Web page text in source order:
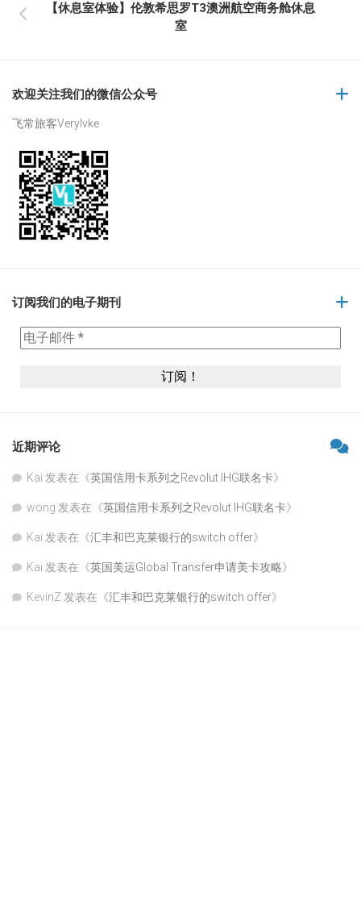
【休息室体验】伦敦希思罗T3澳洲航空商务舱休息
室
欢迎关注我们的微信公众号
飞常旅客Verylvke
订阅我们的电子期刊
近期评论
Kai 发表在《英国信用卡系列之Revolut IHG联名卡》
wong 发表在《英国信用卡系列之Revolut IHG联名卡》
Kai 发表在《汇丰和巴克莱银行的switch offer》
Kai 发表在《英国美运Global Transfer申请美卡攻略》
KevinZ 发表在《汇丰和巴克莱银行的switch offer》